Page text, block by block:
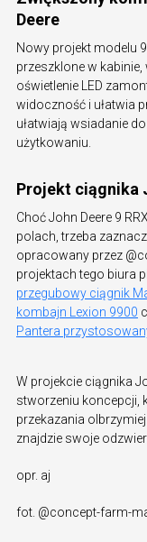
Deere
Nowy projekt modelu
przeszklone w
oświetlenie LED
widoczność i ułatwia
ułatwiają wsiadanie
użytkowaniu.
Projekt ciągnika
Choć John Deere 9
polach, trzeba
opracowany przez
projektach tego biura
przegubowy ciągnik
kombajn Lexion 9900
Pantera
W projekcie ciągnika
stworzeniu koncepcji,
przekazania
znajdzie swoje
opr. aj
fot. @concept-farm-